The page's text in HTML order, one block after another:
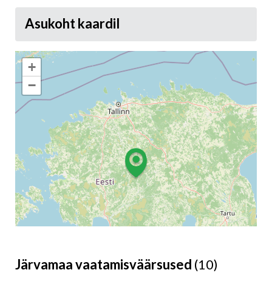
Asukoht kaardil
+
−
Järvamaa vaatamisväärsused (10)